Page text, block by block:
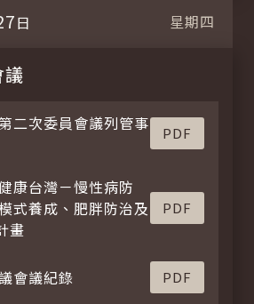
日 星期四
二次委員會議列管事
PDF
康台灣－慢性病防
式養成、肥胖防治及
畫
PDF
會議紀錄 PDF